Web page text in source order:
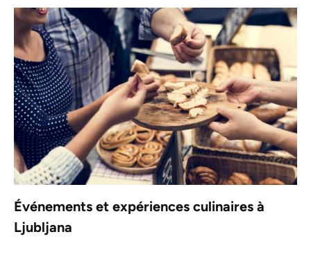
Événements et expériences culinaires à
Ljubljana